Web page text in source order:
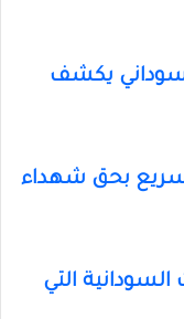
يكشف
السريع بحق شهداء
السودانية التي